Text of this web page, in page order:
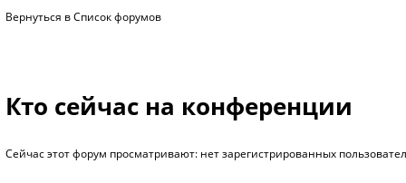
Вернуться в Список форумов
Кто сейчас на конференции
Сейчас этот форум просматривают: нет зарегистрированных